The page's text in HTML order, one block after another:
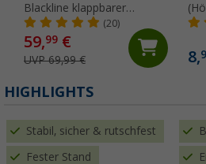
Blackline klappbarer
Doppeltritt aus Aluminium
Schwarz (Höhe 38 cm)
(20)
59,99 €
UVP 69,99 € 8,
HIGHLIGHTS
Stabil, sicher & rutschfest
Fester Stand